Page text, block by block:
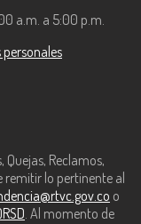
a.m. a 5:00 p.m.
Reclamos,
remitir lo pertinente al
o
. Al momento de